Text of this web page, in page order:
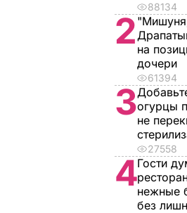
88134
2 на
дочери
61394
3огурцы
не
27558
4Гости
нежные
без